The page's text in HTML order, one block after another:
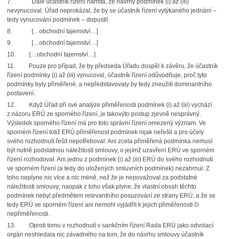
7. Dále účastník řízení namítá, že návrhy podmínek (i) až (iii)
nevynucoval. Úřad neprokázal, že by se účastník řízení vytýkaného jednání –
tedy vynucování podmínek – dopustil.
8. […obchodní tajemství…]
9. […obchodní tajemství…]
10. […obchodní tajemství…]
11. Pouze pro případ, že by předseda Úřadu dospěl k závěru, že účastník
řízení podmínky (i) až (iii) vynucoval, účastník řízení odůvodňuje, proč tyto
podmínky byly přiměřené, a nepředstavovaly by tedy zneužití dominantního
postavení.
12. Když Úřad při své analýze přiměřenosti podmínek (i) až (iii) vychází
z názoru ERÚ ze sporného řízení, je takovýto postup zjevně nesprávný.
Výsledek sporného řízení má pro toto správní řízení omezený význam. Ve
sporném řízení totiž ERÚ přiměřenost podmínek nijak neřešil a pro účely
svého rozhodnutí řešit nepotřeboval. Ani zcela přiměřená podmínka nemusí
být nutně podstatnou náležitostí smlouvy, o jejímž uzavření ERÚ ve sporném
řízení rozhodoval. Ani jednu z podmínek (i) až (iii) ERÚ do svého rozhodnutí
ve sporném řízení (a tedy do uložených smluvních podmínek) nezahrnul. Z
toho neplyne nic více a nic méně, než že je nepovažoval za podstatné
náležitosti smlouvy; naopak z toho však plyne, že vlastní obsah těchto
podmínek nebyl předmětem relevantního posuzování ze strany ERÚ, a že se
tedy ERÚ ve sporném řízení ani nemohl vyjádřit k jejich přiměřenosti či
nepřiměřenosti.
13. Oproti tomu v rozhodnutí v sankčním řízení Rada ERÚ jako odvolací
orgán neshledala nic závadného na tom, že do návrhu smlouvy účastník